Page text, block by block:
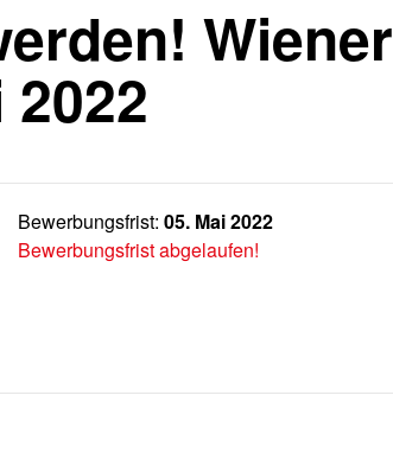
Wiener
Bewerbungsfrist: 05. Mai 2022
Bewerbungsfrist abgelaufen!